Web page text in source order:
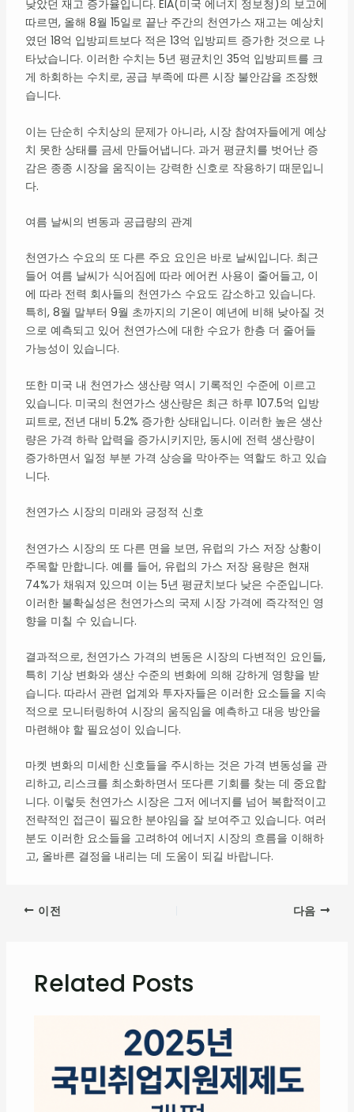
낮았던 재고 증가율입니다. EIA(미국 에너지 정보청)의 보고에
따르면, 올해 8월 15일로 끝난 주간의 천연가스 재고는 예상치
였던 18억 입방피트보다 적은 13억 입방피트 증가한 것으로 나
타났습니다. 이러한 수치는 5년 평균치인 35억 입방피트를 크
게 하회하는 수치로, 공급 부족에 따른 시장 불안감을 조장했
습니다.
이는 단순히 수치상의 문제가 아니라, 시장 참여자들에게 예상
치 못한 상태를 금세 만들어냅니다. 과거 평균치를 벗어난 증
감은 종종 시장을 움직이는 강력한 신호로 작용하기 때문입니
다.
여름 날씨의 변동과 공급량의 관계
천연가스 수요의 또 다른 주요 요인은 바로 날씨입니다. 최근
들어 여름 날씨가 식어짐에 따라 에어컨 사용이 줄어들고, 이
에 따라 전력 회사들의 천연가스 수요도 감소하고 있습니다.
특히, 8월 말부터 9월 초까지의 기온이 예년에 비해 낮아질 것
으로 예측되고 있어 천연가스에 대한 수요가 한층 더 줄어들
가능성이 있습니다.
또한 미국 내 천연가스 생산량 역시 기록적인 수준에 이르고
있습니다. 미국의 천연가스 생산량은 최근 하루 107.5억 입방
피트로, 전년 대비 5.2% 증가한 상태입니다. 이러한 높은 생산
량은 가격 하락 압력을 증가시키지만, 동시에 전력 생산량이
증가하면서 일정 부분 가격 상승을 막아주는 역할도 하고 있습
니다.
천연가스 시장의 미래와 긍정적 신호
천연가스 시장의 또 다른 면을 보면, 유럽의 가스 저장 상황이
주목할 만합니다. 예를 들어, 유럽의 가스 저장 용량은 현재
74%가 채워져 있으며 이는 5년 평균치보다 낮은 수준입니다.
이러한 불확실성은 천연가스의 국제 시장 가격에 즉각적인 영
향을 미칠 수 있습니다.
결과적으로, 천연가스 가격의 변동은 시장의 다변적인 요인들,
특히 기상 변화와 생산 수준의 변화에 의해 강하게 영향을 받
습니다. 따라서 관련 업계와 투자자들은 이러한 요소들을 지속
적으로 모니터링하여 시장의 움직임을 예측하고 대응 방안을
마련해야 할 필요성이 있습니다.
마켓 변화의 미세한 신호들을 주시하는 것은 가격 변동성을 관
리하고, 리스크를 최소화하면서 또다른 기회를 찾는 데 중요합
니다. 이렇듯 천연가스 시장은 그저 에너지를 넘어 복합적이고
전략적인 접근이 필요한 분야임을 잘 보여주고 있습니다. 여러
분도 이러한 요소들을 고려하여 에너지 시장의 흐름을 이해하
고, 올바른 결정을 내리는 데 도움이 되길 바랍니다.
이전 다음
Related Posts